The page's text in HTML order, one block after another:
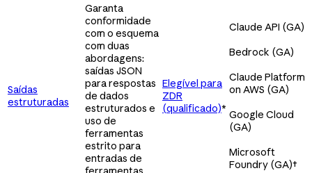
Saídas
estruturadas
Garanta
conformidade
com o esquema
com duas
abordagens:
saídas JSON
para respostas
de dados
estruturados e
uso de
ferramentas
estrito para
entradas de
Elegível para
ZDR
(qualificado)*
Claude API (GA)
Bedrock (GA)
Claude Platform
on AWS (GA)
Google Cloud
(GA)
Microsoft
Foundry (GA)†